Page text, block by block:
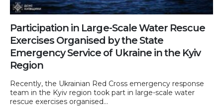
Participation in Large-Scale Water Rescue
Exercises Organised by the State
Emergency Service of Ukraine in the Kyiv
Region
Recently, the Ukrainian Red Cross emergency response
team in the Kyiv region took part in large-scale water
rescue exercises organised...